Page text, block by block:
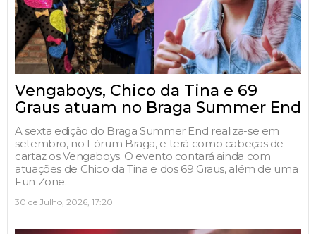
Vengaboys, Chico da Tina e 69
Graus atuam no Braga Summer End
A sexta edição do Braga Summer End realiza-se em
setembro, no Fórum Braga, e terá como cabeças de
cartaz os Vengaboys. O evento contará ainda com
atuações de Chico da Tina e dos 69 Graus, além de uma
Fun Zone.
30 de Julho, 2026, 17:20